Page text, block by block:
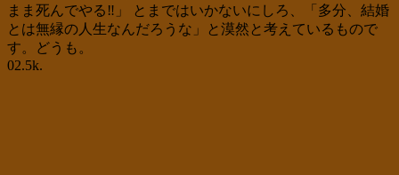
まま死んでやる‼」 とまではいかないにしろ、「多分、結婚
とは無縁の人生なんだろうな」と漠然と考えているもので
す。どうも。
02.5k.